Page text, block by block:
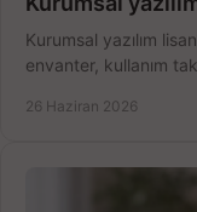
Kurumsal yazılım
envanter, kullanım
26 Haziran 2026